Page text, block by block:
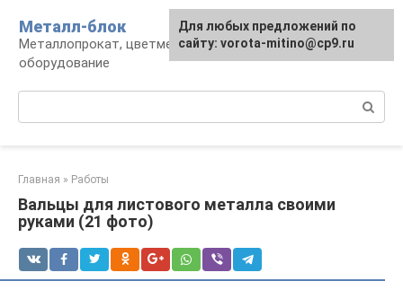
контенту
Металл-блок
Металлопрокат, цветмет, обработка и
оборудование
Главная » Работы
Вальцы для листового металла своими
руками (21 фото)
Для любых предложений по
сайту: vorota-mitino@cp9.ru